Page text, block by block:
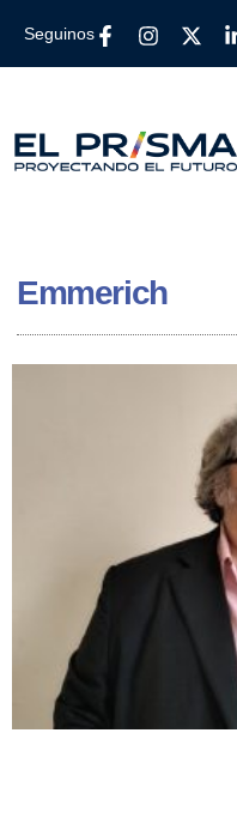
Seguinos
Emmerich